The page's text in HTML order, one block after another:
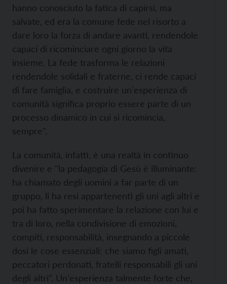
hanno conosciuto la fatica di capirsi, ma
salvate, ed era la comune fede nel risorto a
dare loro la forza di andare avanti, rendendole
capaci di ricominciare ogni giorno la vita
insieme. La fede trasforma le relazioni
rendendole solidali e fraterne, ci rende capaci
di fare famiglia, e costruire un'esperienza di
comunità significa proprio essere parte di un
processo dinamico in cui si ricomincia,
sempre".
La comunità, infatti, è una realtà in continuo
divenire e "la pedagogia di Gesù è illuminante:
ha chiamato degli uomini a far parte di un
gruppo, li ha resi appartenenti gli uni agli altri e
poi ha fatto sperimentare la relazione con lui e
tra di loro, nella condivisione di emozioni,
compiti, responsabilità, insegnando a piccole
dosi le cose essenziali: che siamo figli amati,
peccatori perdonati, fratelli responsabili gli uni
degli altri". Un'esperienza talmente forte che,